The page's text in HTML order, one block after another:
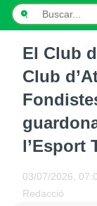
El Club
Club
l’Esport
03/07/2026,
Redacció